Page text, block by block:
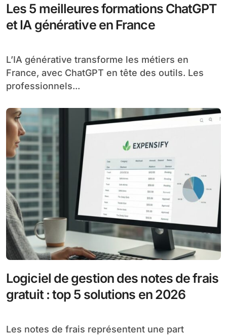
Les 5 meilleures formations ChatGPT
et IA générative en France
L’IA générative transforme les métiers en
France, avec ChatGPT en tête des outils. Les
professionnels...
Logiciel de gestion des notes de frais
gratuit : top 5 solutions en 2026
Les notes de frais représentent une part